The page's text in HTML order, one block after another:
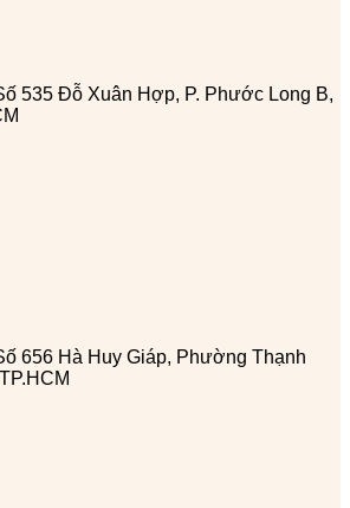
535 Đỗ Xuân Hợp, P. Phước Long B,
656 Hà Huy Giáp, Phường Thạnh